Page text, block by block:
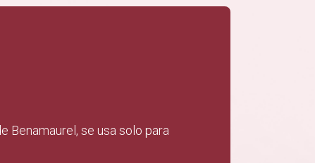
Benamaurel, se usa solo para